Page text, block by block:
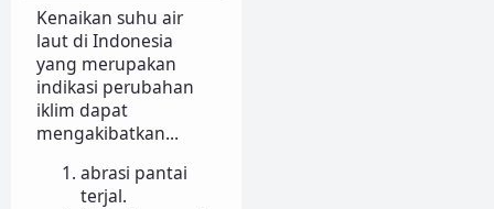
Kenaikan suhu air
laut di Indonesia
yang merupakan
indikasi perubahan
iklim dapat
mengakibatkan...
abrasi pantai
terjal.